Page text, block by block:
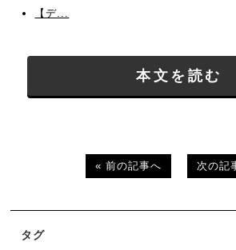
【デ...
本文を読む
« 前の記事へ 次の記
タグ